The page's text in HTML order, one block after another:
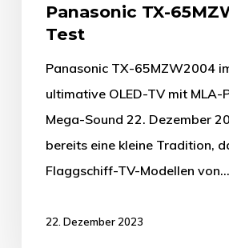
Panasonic TX-
Test
Panasonic TX-65MZW2004
ultimative OLED-TV mit MLA-
Mega-Sound 22. Dezember
bereits eine kleine Tradition,
Flaggschiff-TV-Modellen von…
22. Dezember 2023